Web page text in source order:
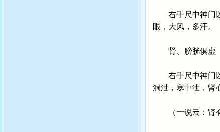
右手尺中神门以
眼，大风，多汗。
肾、膀胱俱虚
右手尺中神门以
洞泄，寒中泄，肾
（一说云：肾有